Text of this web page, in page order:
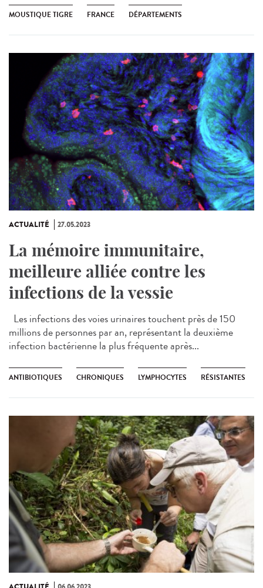
MOUSTIQUE TIGRE FRANCE DÉPARTEMENTS
ACTUALITÉ 27.05.2023
La mémoire immunitaire,
meilleure alliée contre les
infections de la vessie
Les infections des voies urinaires touchent près de 150
millions de personnes par an, représentant la deuxième
infection bactérienne la plus fréquente après...
ANTIBIOTIQUES CHRONIQUES LYMPHOCYTES RÉSISTANTES